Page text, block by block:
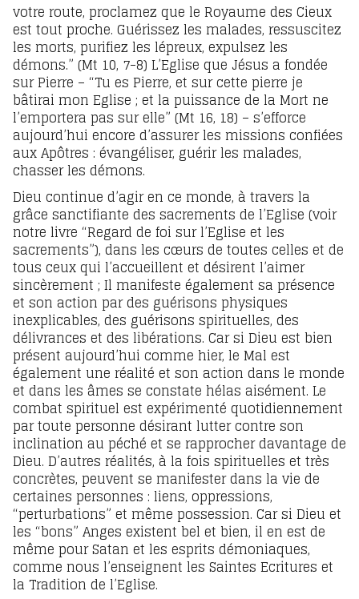
votre route, proclamez que le Royaume des Cieux
est tout proche. Guérissez les malades, ressuscitez
les morts, purifiez les lépreux, expulsez les
démons.” (Mt 10, 7-8) L’Eglise que Jésus a fondée
sur Pierre – “Tu es Pierre, et sur cette pierre je
bâtirai mon Eglise ; et la puissance de la Mort ne
l’emportera pas sur elle” (Mt 16, 18) – s’efforce
aujourd’hui encore d’assurer les missions confiées
aux Apôtres : évangéliser, guérir les malades,
chasser les démons.
Dieu continue d’agir en ce monde, à travers la
grâce sanctifiante des sacrements de l’Eglise (voir
notre livre “Regard de foi sur l’Eglise et les
sacrements”), dans les cœurs de toutes celles et de
tous ceux qui l’accueillent et désirent l’aimer
sincèrement ; Il manifeste également sa présence
et son action par des guérisons physiques
inexplicables, des guérisons spirituelles, des
délivrances et des libérations. Car si Dieu est bien
présent aujourd’hui comme hier, le Mal est
également une réalité et son action dans le monde
et dans les âmes se constate hélas aisément. Le
combat spirituel est expérimenté quotidiennement
par toute personne désirant lutter contre son
inclination au péché et se rapprocher davantage de
Dieu. D’autres réalités, à la fois spirituelles et très
concrètes, peuvent se manifester dans la vie de
certaines personnes : liens, oppressions,
“perturbations” et même possession. Car si Dieu et
les “bons” Anges existent bel et bien, il en est de
même pour Satan et les esprits démoniaques,
comme nous l’enseignent les Saintes Ecritures et
la Tradition de l’Eglise.